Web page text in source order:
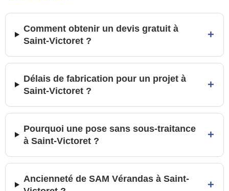
Comment obtenir un devis gratuit à
Saint-Victoret ?
+
Délais de fabrication pour un projet à
Saint-Victoret ?
+
Pourquoi une pose sans sous-traitance
à Saint-Victoret ?
+
Ancienneté de SAM Vérandas à Saint-
+